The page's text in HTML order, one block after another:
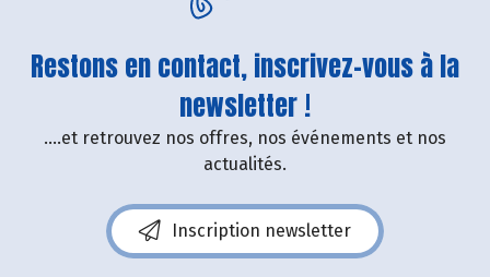
Restons en contact, inscrivez-vous à la
newsletter !
....et retrouvez nos offres, nos événements et nos
actualités.
Inscription newsletter